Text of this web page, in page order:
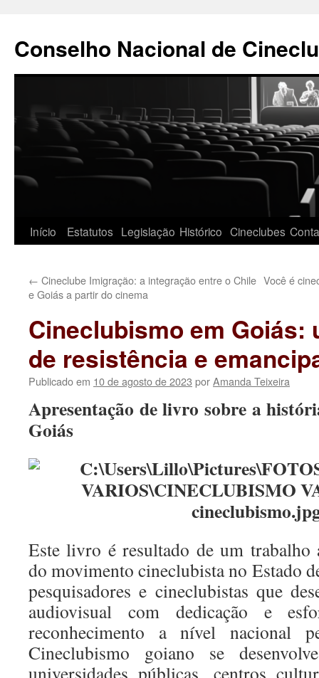
o
conteúdo
Conselho Nacional de
Início Estatutos Legislação Histórico Cineclubes
← Cineclube Imigração: a integração entre o Chile
e Goiás a partir do cinema
Você é
Cineclubismo em Goiás:
de resistência e
Publicado em 10 de agosto de 2023 porAmanda Teixeira
Apresentação de livro sobre a
Goiás
Este livro é resultado de um trabalho
do movimento cineclubista no Estado
pesquisadores e cineclubistas que
audiovisual com dedicação e
reconhecimento a nível nacional
Cineclubismo goiano se
universidades públicas, centros